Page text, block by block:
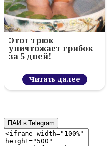
Этот трюк
уничтожает грибок
за 5 дней!
Читать далее
ПАИ в Telegram